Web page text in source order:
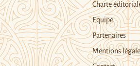
Charte
Equipe
Partenaires
Mentions